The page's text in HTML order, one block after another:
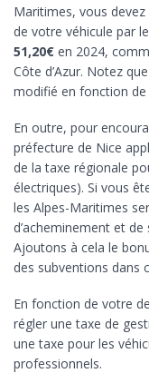
Maritimes, vous
de votre véhicule par le
51,20€ en 2024,
Côte d’Azur. Notez
modifié en fonction de
En outre, pour
préfecture de Nice
de la taxe régionale
électriques). Si vous
les Alpes-Maritimes
d’acheminement et
Ajoutons à cela le
des subventions dans
En fonction de votre
régler une taxe de
une taxe pour les
professionnels.